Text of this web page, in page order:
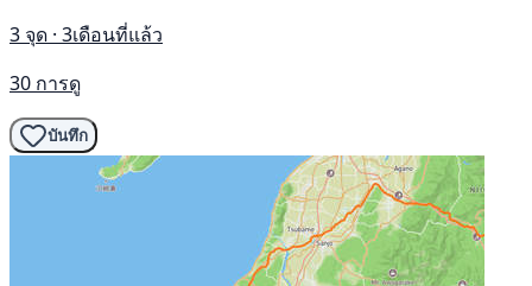
3 จุด · 3เดือนที่แล้ว
30 การดู
บันทึก